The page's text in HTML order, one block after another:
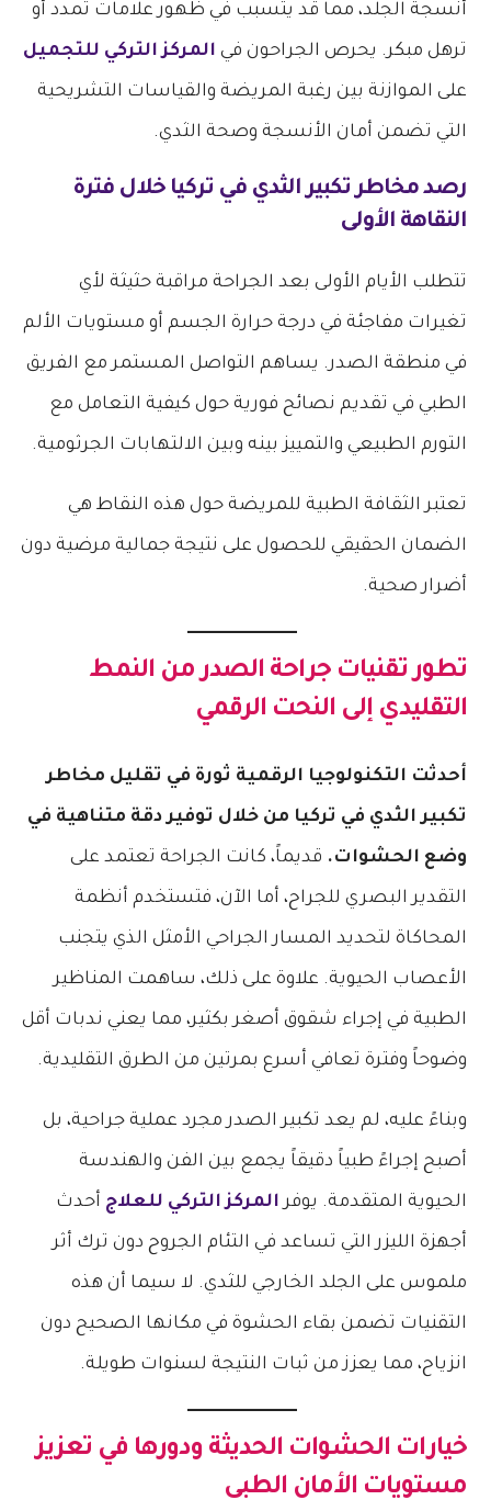
أنسجة الجلد، مما قد يتسبب في ظهور علامات تمدد أو
ترهل مبكر. يحرص الجراحون في المركز التركي للتجميل
على الموازنة بين رغبة المريضة والقياسات التشريحية
التي تضمن أمان الأنسجة وصحة الثدي.
رصدمخاطر تكبير الثدي في تركيا خلال فترة
النقاهة الأولى
تتطلب الأيام الأولى بعد الجراحة مراقبة حثيثة لأي
تغيرات مفاجئة في درجة حرارة الجسم أو مستويات الألم
في منطقة الصدر. يساهم التواصل المستمر مع الفريق
الطبي في تقديم نصائح فورية حول كيفية التعامل مع
التورم الطبيعي والتمييز بينه وبين الالتهابات الجرثومية.
تعتبر الثقافة الطبية للمريضة حول هذه النقاط هي
الضمان الحقيقي للحصول على نتيجة جمالية مرضية دون
أضرار صحية.
تطور تقنيات جراحة الصدر من النمط
التقليدي إلى النحت الرقمي
أحدثت التكنولوجيا الرقمية ثورة في تقليل مخاطر
تكبير الثدي في تركيا من خلال توفير دقة متناهية في
وضع الحشوات. قديماً، كانت الجراحة تعتمد على
التقدير البصري للجراح، أما الآن، فتستخدم أنظمة
المحاكاة لتحديد المسار الجراحي الأمثل الذي يتجنب
الأعصاب الحيوية. علاوة على ذلك، ساهمت المناظير
الطبية في إجراء شقوق أصغر بكثير، مما يعني ندبات أقل
وضوحاً وفترة تعافي أسرع بمرتين من الطرق التقليدية.
وبناءً عليه، لم يعد تكبير الصدر مجرد عملية جراحية، بل
أصبح إجراءً طبياً دقيقاً يجمع بين الفن والهندسة
الحيوية المتقدمة. يوفرالمركز التركي للعلاج أحدث
أجهزة الليزر التي تساعد في التئام الجروح دون ترك أثر
ملموس على الجلد الخارجي للثدي. لا سيما أن هذه
التقنيات تضمن بقاء الحشوة في مكانها الصحيح دون
انزياح، مما يعزز من ثبات النتيجة لسنوات طويلة.
خيارات الحشوات الحديثة ودورها في تعزيز
مستويات الأمان الطبي